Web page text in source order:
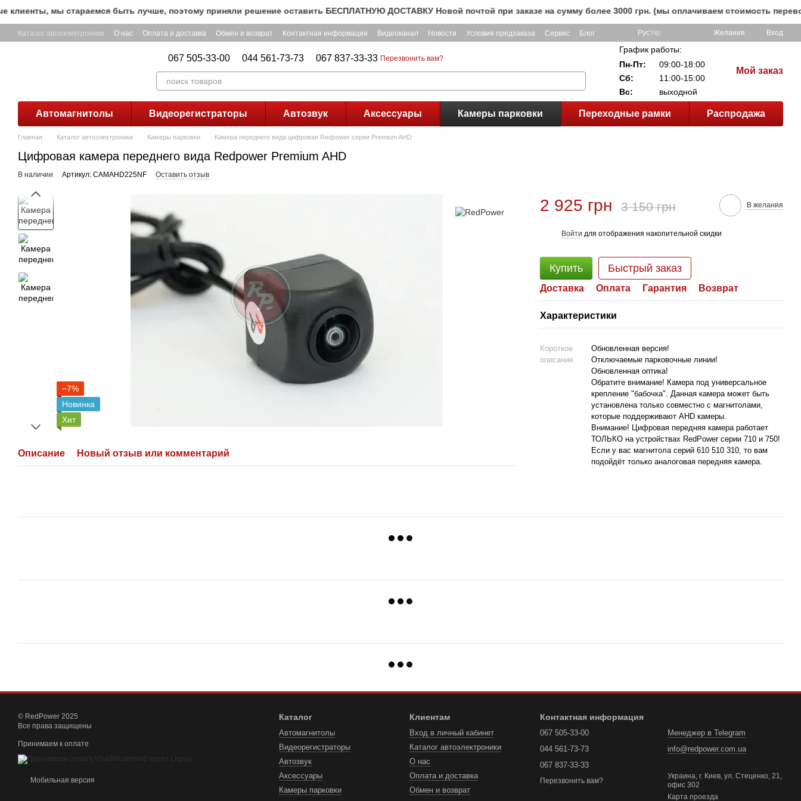
Перейти к основному контенту
мы стараемся быть лучше, поэтому приняли решение оставить БЕСПЛАТНУЮ ДОСТАВКУ Новой почтой при заказе на сумму более 3000 грн. (мы оплачиваем стоимость
Каталог автоэлектроники О нас Оплата и доставка Обмен и возврат Контактная информация Видеоканал Новости Условия предзаказа Сервис Блог РусУкр Желания Вход
067 505-33-00 044 561-73-73 067 837-33-33 Перезвонить вам?
График работы:
Пн-Пт:
09:00-18:00
Сб:
11:00-15:00
Вс:
выходной
Мой заказ
Автомагнитолы Видеорегистраторы Автозвук Аксессуары Камеры парковки Переходные рамки Распродажа
Главная Каталог автоэлектроники Камеры парковки Камера переднего вида цифровая Redpower серии Premium AHD
Цифровая камера переднего вида Redpower Premium AHD
В наличии Артикул: CAMAHD225NF Оставить отзыв
−7%
Новинка
Хит
Описание Новый отзыв или комментарий
2 925 грн 3 150 грн В желания
Войти для отображения накопительной скидки
Купить Быстрый заказ
Доставка Оплата Гарантия Возврат
Характеристики
Короткое
описание
Обновленная версия!
Отключаемые парковочные линии!
Обновленная оптика!
Обратите внимание! Камера под универсальное
крепление "бабочка". Данная камера может быть
установлена только совместно с магнитолами,
которые поддерживают AHD камеры.
Внимание! Цифровая передняя камера работает
ТОЛЬКО на устройствах RedPower серии 710 и 750!
Если у вас магнитола серий 610 510 310, то вам
подойдёт только аналоговая передняя камера.
© RedPower 2025
Все права защищены
Принимаем к оплате
Мобильная версия
Каталог
Автомагнитолы
Видеорегистраторы
Автозвук
Аксессуары
Камеры парковки
Клиентам
Вход в личный кабинет
Каталог автоэлектроники
О нас
Оплата и доставка
Обмен и возврат
Контактная информация
067 505-33-00
044 561-73-73
067 837-33-33
Перезвонить вам?
Менеджер в Telegram
info@redpower.com.ua
Украина, г. Киев, ул. Стеценко, 21,
офис 302
Карта проезда